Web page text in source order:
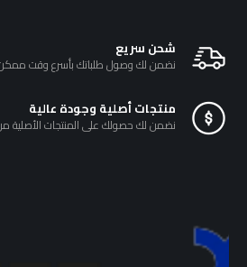
شحن سريع
نضمن لك وصول طلباتك بأسرع وقت
منتجات أصلية وجودة عالية
نضمن لك حصولك على المنتجات الأصلية من